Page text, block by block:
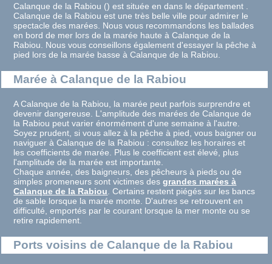
Calanque de la Rabiou () est située en dans le département .
Calanque de la Rabiou est une très belle ville pour admirer le
spectacle des marées. Nous vous recommandons les ballades
en bord de mer lors de la marée haute à Calanque de la
Rabiou. Nous vous conseillons également d'essayer la pêche à
pied lors de la marée basse à Calanque de la Rabiou.
Marée à Calanque de la Rabiou
A Calanque de la Rabiou, la marée peut parfois surprendre et
devenir dangereuse. L'amplitude des marées de Calanque de
la Rabiou peut varier énormément d'une semaine à l'autre.
Soyez prudent, si vous allez à la pêche à pied, vous baigner ou
naviguer à Calanque de la Rabiou : consultez les horaires et
les coefficients de marée. Plus le coefficient est élevé, plus
l'amplitude de la marée est importante.
Chaque année, des baigneurs, des pêcheurs à pieds ou de
simples promeneurs sont victimes desgrandes marées à
Calanque de la Rabiou. Certains restent piégés sur les bancs
de sable lorsque la marée monte. D'autres se retrouvent en
difficulté, emportés par le courant lorsque la mer monte ou se
retire rapidement.
Ports voisins de Calanque de la Rabiou